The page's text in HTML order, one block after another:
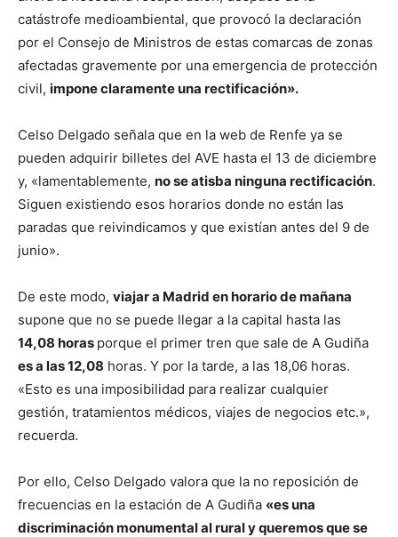
catástrofe medioambiental, que provocó la declaración
por el Consejo de Ministros de estas comarcas de zonas
afectadas gravemente por una emergencia de protección
civil, impone claramente una rectificación».
Celso Delgado señala que en la web de Renfe ya se
pueden adquirir billetes del AVE hasta el 13 de diciembre
y, «lamentablemente, no se atisba ninguna rectificación.
Siguen existiendo esos horarios donde no están las
paradas que reivindicamos y que existían antes del 9 de
junio».
De este modo, viajar a Madrid en horario de mañana
supone que no se puede llegar a la capital hasta las
14,08 horas porque el primer tren que sale de A Gudiña
es a las 12,08 horas. Y por la tarde, a las 18,06 horas.
«Esto es una imposibilidad para realizar cualquier
gestión, tratamientos médicos, viajes de negocios etc.»,
recuerda.
Por ello, Celso Delgado valora que la no reposición de
frecuencias en la estación de A Gudiña «es una
discriminación monumental al rural y queremos que se